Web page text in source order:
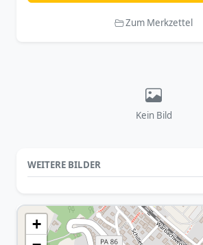
Zum Merkzettel
Kein Bild
WEITERE BILDER
+